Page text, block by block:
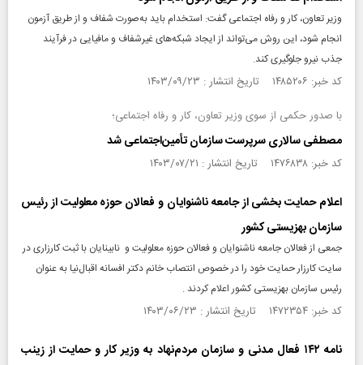
وزیر تعاون، کار و رفاه اجتماعی گفت: استخدام باید به‌صورت شفاف و از طریق آزمون
انجام شود، این روش می‌تواند از ایجاد شبکه‌های غیرشفاف و مافیایی در فرآیند
جذب نیرو جلوگیری کند.
کد خبر: ۱۴۸۵۲۰۶ تاریخ انتشار : ۱۴۰۳/۰۹/۲۳
با صدور حکمی از سوی وزیر تعاون، کار و رفاه اجتماعی؛
مصطفی سالاری سرپرست سازمان تأمین‌اجتماعی شد
کد خبر: ۱۴۷۶۸۳۸ تاریخ انتشار : ۱۴۰۳/۰۷/۲۱
اعلام حمایت بخشی از جامعه ناشنوایان و فعالان حوزه معلولیت از رئیس
سازمان بهزیستی کشور
جمعی از فعالان جامعه ناشنوایان و فعالان حوزه معلولیت و نابینایان با ثبت کارزاری در
سایت کارزار حمایت خود را در خصوص انتصاب خانم دکتر افسانه اقبال‌نیا به عنوان
رئیس سازمان بهزیستی کشور اعلام کردند .
کد خبر: ۱۴۷۲۳۵۴ تاریخ انتشار : ۱۴۰۳/۰۶/۲۳
نامه ۱۴۲ فعال مدنی و سازمان مردم‌نهاد به وزیر کار و حمایت از زینب